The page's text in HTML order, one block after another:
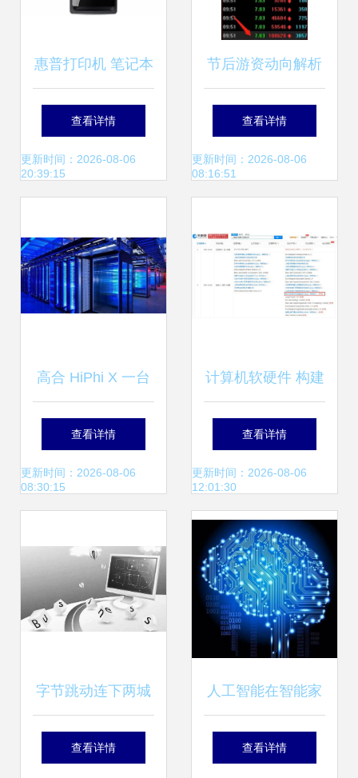
惠普打印机 笔记本
电脑 台式机和其他
产品的软件和驱动
户支持
查看详情
更新时间：2026-08-06
20:39:15
节后游资动向解析
劳动路4398万强攻
深南股份，计算机
查看详情
更新时间：2026-08-06
08:16:51
高合 HiPhi X 一台
生在当下，活在未
来的可进化超跑
查看详情
更新时间：2026-08-06
08:30:15
计算机软硬件 构建
数字世界的基石
查看详情
更新时间：2026-08-06
12:01:30
字节跳动连下两城
收购游戏公司背后
查看详情
人工智能在智能家
居的应用系列之 什
查看详情